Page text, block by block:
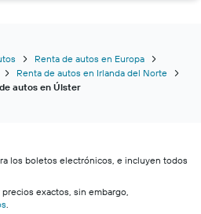
Renta de autos en Europa
Renta de autos en Irlanda del Norte
autos en Úlster
los boletos electrónicos, e incluyen todos
exactos, sin embargo,